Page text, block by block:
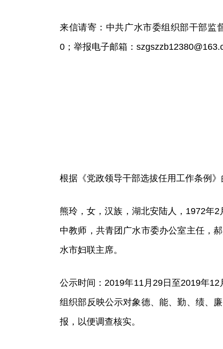
来信请寄：中共广水市委组织部干部监
0；举报电子邮箱：
根据《党政领导干部选拔任用工作条例
熊玲，女，汉族，湖北安陆人，1972年
中教师，共青团广水市委办公室主任，
水市妇联主席。
公示时间：2019年11月29日至2019年
组织部反映公示对象德、能、勤、绩、
报，以便调查核实。